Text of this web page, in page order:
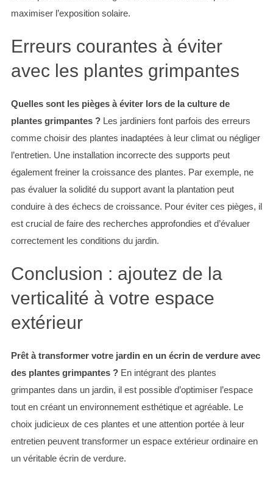
maximiser l’exposition solaire.
Erreurs courantes à éviter
avec les plantes grimpantes
Quelles sont les pièges à éviter lors de la culture de
plantes grimpantes ?Les jardiniers font parfois des erreurs
comme choisir des plantes inadaptées à leur climat ou négliger
l’entretien. Une installation incorrecte des supports peut
également freiner la croissance des plantes. Par exemple, ne
pas évaluer la solidité du support avant la plantation peut
conduire à des échecs de croissance. Pour éviter ces pièges, il
est crucial de faire des recherches approfondies et d’évaluer
correctement les conditions du jardin.
Conclusion : ajoutez de la
verticalité à votre espace
extérieur
Prêt à transformer votre jardin en un écrin de verdure avec
des plantes grimpantes ?En intégrant des plantes
grimpantes dans un jardin, il est possible d’optimiser l’espace
tout en créant un environnement esthétique et agréable. Le
choix judicieux de ces plantes et une attention portée à leur
entretien peuvent transformer un espace extérieur ordinaire en
un véritable écrin de verdure.